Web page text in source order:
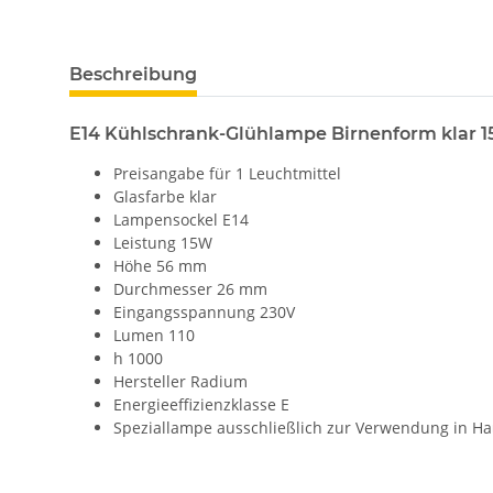
Beschreibung
E14 Kühlschrank-Glühlampe Birnenform klar
Preisangabe für 1 Leuchtmittel
Glasfarbe klar
Lampensockel E14
Leistung 15W
Höhe 56 mm
Durchmesser 26 mm
Eingangsspannung 230V
Lumen 110
h 1000
Hersteller Radium
Energieeffizienzklasse E
Speziallampe ausschließlich zur Verwendung in